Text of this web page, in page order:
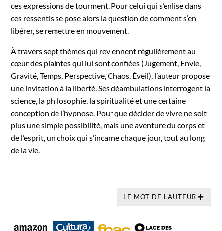
ces expressions de tourment. Pour celui qui s’enlise dans
ces ressentis se pose alors la question de comment s’en
libérer, se remettre en mouvement.
À travers sept thèmes qui reviennent régulièrement au
cœur des plaintes qui lui sont confiées (Jugement, Envie,
Gravité, Temps, Perspective, Chaos, Éveil), l’auteur propose
une invitation à la liberté. Ses déambulations interrogent la
science, la philosophie, la spiritualité et une certaine
conception de l’hypnose. Pour que décider de vivre ne soit
plus une simple possibilité, mais une aventure du corps et
de l’esprit, un choix qui s’incarne chaque jour, tout au long
de la vie.
LE MOT DE L'AUTEUR